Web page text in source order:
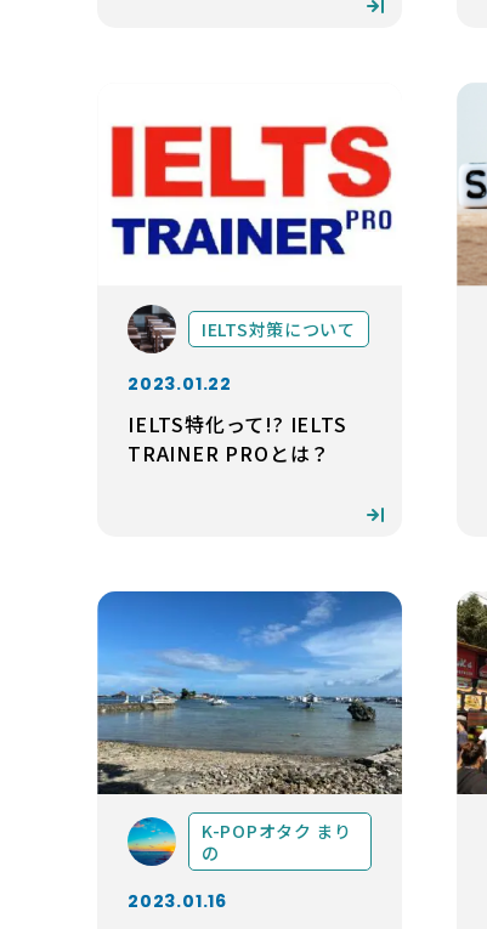
IELTS対策について
2023.01.22
IELTS特化って!? IELTS
TRAINER PROとは？
K-POPオタク まり
の
2023.01.16